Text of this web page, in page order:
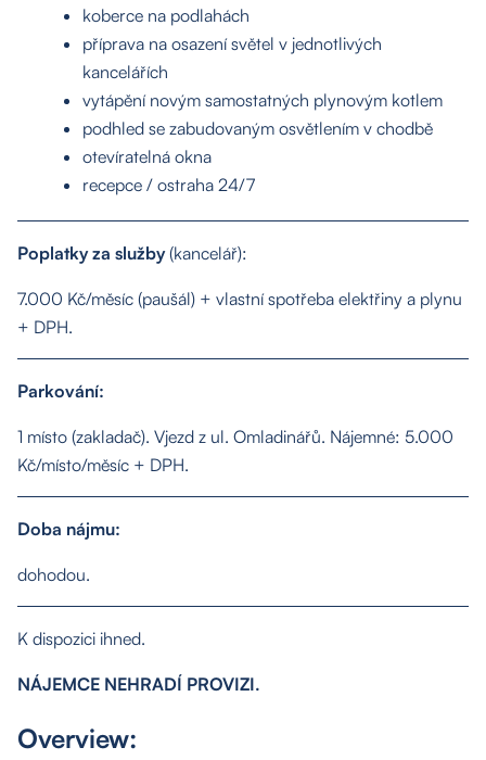
Services
koberce na podlahách
příprava na osazení světel v jednotlivých
kancelářích
vytápění novým samostatných plynovým kotlem
podhled se zabudovaným osvětlením v chodbě
otevíratelná okna
recepce / ostraha 24/7
Poplatky za služby(kancelář):
7.000 Kč/měsíc (paušál) + vlastní spotřeba elektřiny a plynu
+ DPH.
Parkování:
1 místo (zakladač). Vjezd z ul. Omladinářů. Nájemné: 5.000
Kč/místo/měsíc + DPH.
Doba nájmu:
dohodou.
K dispozici ihned.
NÁJEMCE NEHRADÍ PROVIZI.
Overview: